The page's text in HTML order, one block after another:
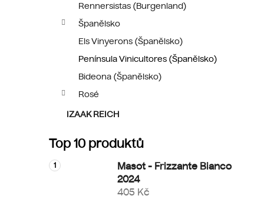
Rennersistas (Burgenland)
Španělsko
Els Vinyerons (Španělsko)
Península Vinicultores (Španělsko)
Bideona (Španělsko)
Rosé
IZAAK REICH
Top 10 produktů
Masot - Frizzante Bianco
2024
405 Kč